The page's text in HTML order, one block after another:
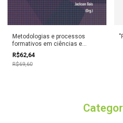
Metodologias e processos
formativos em ciências e
matemática
R$62,64
R$69,60